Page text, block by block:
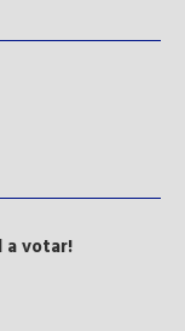
a votar!